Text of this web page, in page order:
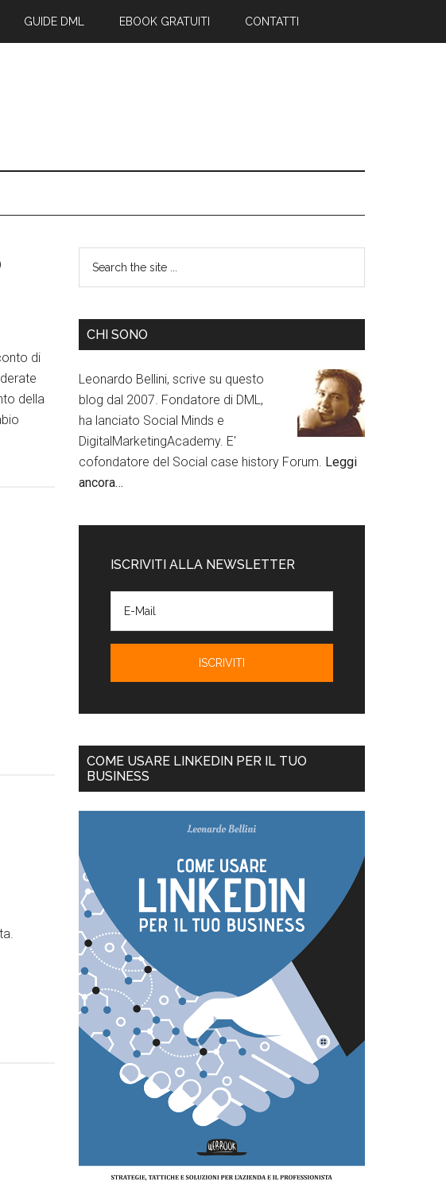
GUIDE DML EBOOK GRATUITI CONTATTI
di
della
CHI SONO
Leonardo Bellini, scrive su questo
blog dal 2007. Fondatore di DML,
ha lanciato Social Minds e
DigitalMarketingAcademy. E'
cofondatore del Social case history Forum. Leggi
ancora…
ISCRIVITI ALLA NEWSLETTER
COME USARE LINKEDIN PER IL TUO
BUSINESS